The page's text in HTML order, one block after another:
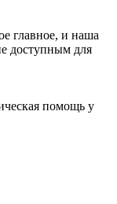
главное, и наша
доступным для
помощь у